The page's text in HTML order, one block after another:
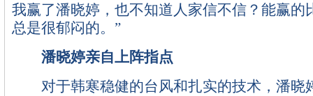
我赢了潘晓婷，也不知道人家信不信？能赢的
总是很郁闷的。”
潘晓婷亲自上阵指点
对于韩寒稳健的台风和扎实的技术，潘晓